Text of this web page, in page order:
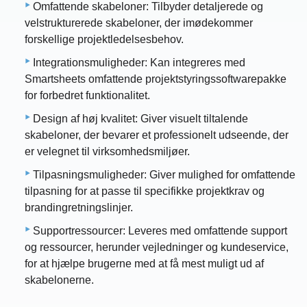
Omfattende skabeloner: Tilbyder detaljerede og
velstrukturerede skabeloner, der imødekommer
forskellige projektledelsesbehov.
Integrationsmuligheder: Kan integreres med
Smartsheets omfattende projektstyringssoftwarepakke
for forbedret funktionalitet.
Design af høj kvalitet: Giver visuelt tiltalende
skabeloner, der bevarer et professionelt udseende, der
er velegnet til virksomhedsmiljøer.
Tilpasningsmuligheder: Giver mulighed for omfattende
tilpasning for at passe til specifikke projektkrav og
brandingretningslinjer.
Supportressourcer: Leveres med omfattende support
og ressourcer, herunder vejledninger og kundeservice,
for at hjælpe brugerne med at få mest muligt ud af
skabelonerne.